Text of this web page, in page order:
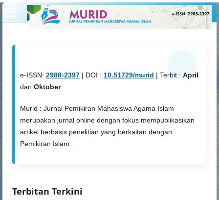
e-ISSN: 2988-2397| DOI : 10.51729/murid | Terbit : April
dan Oktober
Murid : Jurnal Pemikiran Mahasiswa Agama Islam
merupakan jurnal online dengan fokus mempublikasikan
artikel berbasis penelitian yang berkaitan dengan
Pemikiran Islam.
Terbitan Terkini